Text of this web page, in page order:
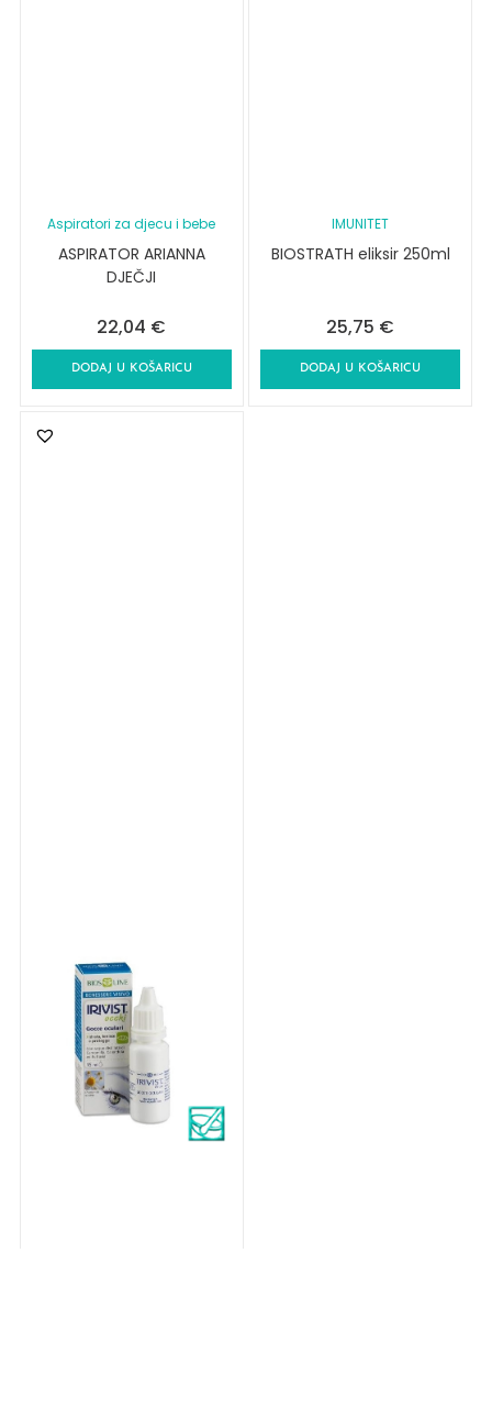
Aspiratori za djecu i bebe
ASPIRATOR ARIANNA
DJEČJI
22,04 €
DODAJ U KOŠARICU
IMUNITET
BIOSTRATH eliksir 250ml
25,75 €
DODAJ U KOŠARICU